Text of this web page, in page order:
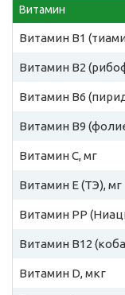
Витамин
Витамин B1
Витамин B2
Витамин B6
Витамин B9
Витамин C, мг
Витамин E (ТЭ), мг
Витамин PP
Витамин B12
Витамин D, мкг